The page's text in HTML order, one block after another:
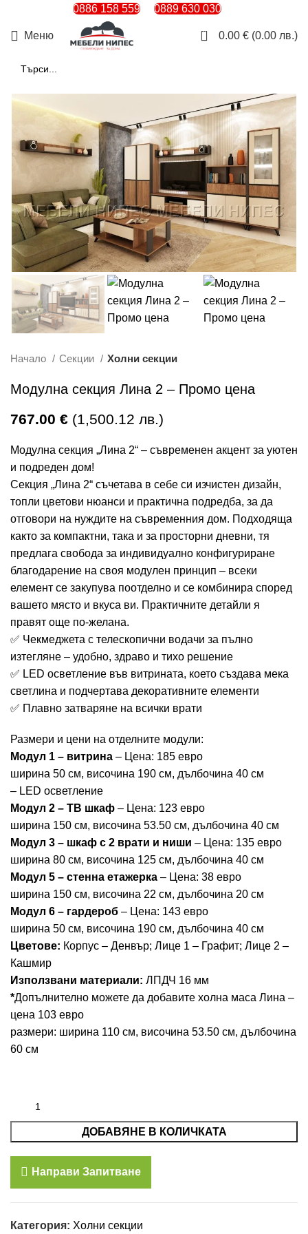
0886 158 559 0889 630 030
Меню 0 0.00 € (0.00 лв.)
Начало Секции Холни секции
Модулна секция Лина 2 – Промо цена
767.00 € (1,500.12 лв.)
Модулна секция „Лина 2“ – съвременен акцент за уютен
и подреден дом!
Секция „Лина 2“ съчетава в себе си изчистен дизайн,
топли цветови нюанси и практична подредба, за да
отговори на нуждите на съвременния дом. Подходяща
както за компактни, така и за просторни дневни, тя
предлага свобода за индивидуално конфигуриране
благодарение на своя модулен принцип – всеки
елемент се закупува поотделно и се комбинира според
вашето място и вкуса ви. Практичните детайли я
правят още по-желана.
✅ Чекмеджета с телескопични водачи за пълно
изтегляне – удобно, здраво и тихо решение
✅ LED осветление във витрината, което създава мека
светлина и подчертава декоративните елементи
✅ Плавно затваряне на всички врати
Размери и цени на отделните модули:
Модул 1 – витрина – Цена: 185 евро
ширина 50 см, височина 190 см, дълбочина 40 см
– LED осветление
Модул 2 – ТВ шкаф – Цена: 123 евро
ширина 150 см, височина 53.50 см, дълбочина 40 см
Модул 3 – шкаф с 2 врати и ниши – Цена: 135 евро
ширина 80 см, височина 125 см, дълбочина 40 см
Модул 5 – стенна етажерка – Цена: 38 евро
ширина 150 см, височина 22 см, дълбочина 20 см
Модул 6 – гардероб – Цена: 143 евро
ширина 50 см, височина 190 см, дълбочина 40 см
Цветове: Корпус – Денвър; Лице 1 – Графит; Лице 2 –
Кашмир
Използвани материали: ЛПДЧ 16 мм
*Допълнително можете да добавите холна маса Лина –
цена 103 евро
размери: ширина 110 см, височина 53.50 см, дълбочина
60 см
ДОБАВЯНЕ В КОЛИЧКАТА
Направи Запитване
Категория: Холни секции